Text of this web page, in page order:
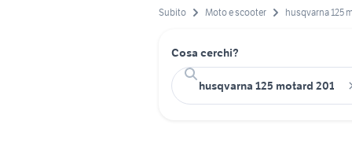
Subito Moto e scooter husqvarna 125
Cosa cerchi?